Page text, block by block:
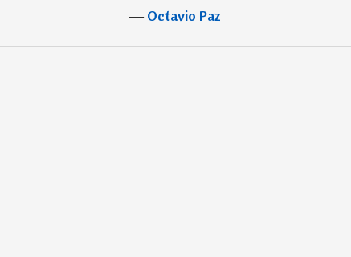
―Octavio Paz